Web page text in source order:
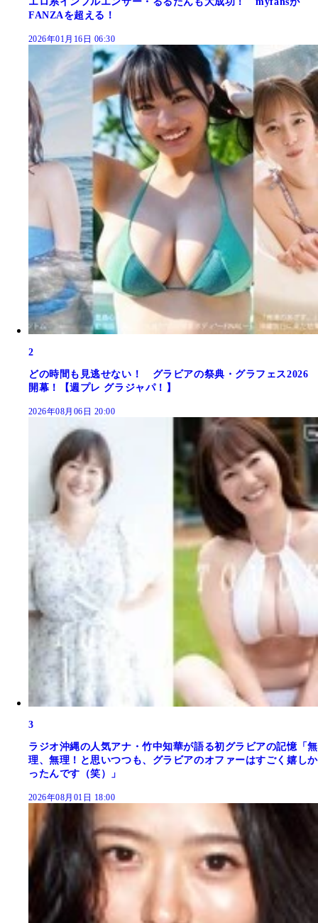
FANZAを超える！
2026年01月16日 06:30
2
どの時間も見逃せない！ グラビアの祭典・グラフェス2026
開幕！【週プレ グラジャパ！】
2026年08月06日 20:00
3
ラジオ沖縄の人気アナ・竹中知華が語る初グラビアの記憶「無
理、無理！と思いつつも、グラビアのオファーはすごく嬉しか
ったんです（笑）」
2026年08月01日 18:00